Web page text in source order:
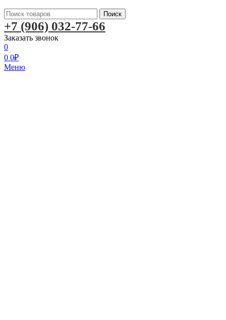
Поиск
+7 (906) 032-77-66
Заказать звонок
0
0 0₽
Меню